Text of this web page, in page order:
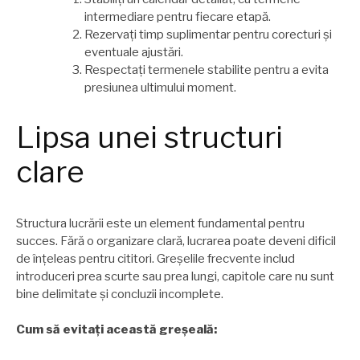
intermediare pentru fiecare etapă.
Rezervați timp suplimentar pentru corecturi și
eventuale ajustări.
Respectați termenele stabilite pentru a evita
presiunea ultimului moment.
Lipsa unei structuri
clare
Structura lucrării este un element fundamental pentru
succes. Fără o organizare clară, lucrarea poate deveni dificil
de înțeleas pentru cititori. Greșelile frecvente includ
introduceri prea scurte sau prea lungi, capitole care nu sunt
bine delimitate și concluzii incomplete.
Cum să evitați această greșeală: